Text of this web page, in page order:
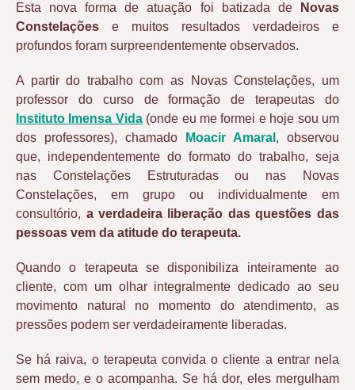
Esta nova forma de atuação foi batizada de
Novas
Constelações e muitos resultados verdadeiros e
profundos foram surpreendentemente observados.
A partir do trabalho com as Novas Constelações, um
professor do curso de formação de terapeutas do
Instituto Imensa Vida(onde eu me formei e hoje sou um
dos professores), chamado
Moacir Amaral , observou
que, independentemente do formato do trabalho, seja
nas Constelações Estruturadas ou nas Novas
Constelações, em grupo ou individualmente em
consultório, a verdadeira liberação das questões das
pessoas vem da atitude do terapeuta.
Quando o terapeuta se disponibiliza inteiramente ao
cliente, com um olhar integralmente dedicado ao seu
movimento natural no momento do atendimento, as
pressões podem ser verdadeiramente liberadas.
Se há raiva, o terapeuta convida o cliente a entrar nela
sem medo, e o acompanha. Se há dor, eles mergulham